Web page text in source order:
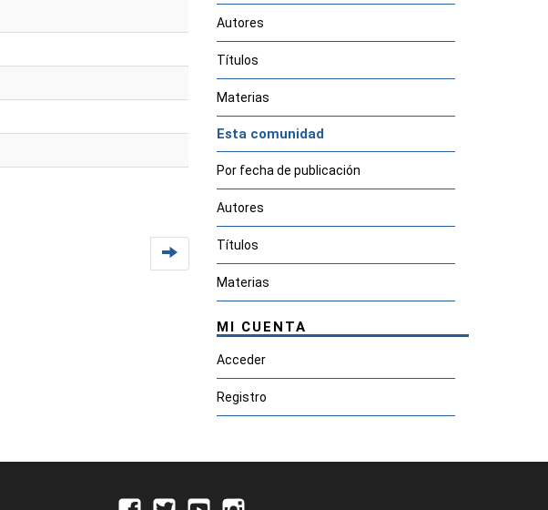
Autores
Títulos
Materias
Esta comunidad
Por fecha de publicación
Autores
Títulos
Materias
MI CUENTA
Acceder
Registro